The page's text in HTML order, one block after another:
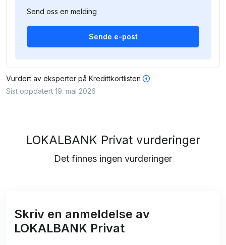
Send oss en melding
Sende e-post
Vurdert av eksperter på Kredittkortlisten
Sist oppdatert 19. mai 2026
LOKALBANK Privat vurderinger
Det finnes ingen vurderinger
Skriv en anmeldelse av
LOKALBANK Privat